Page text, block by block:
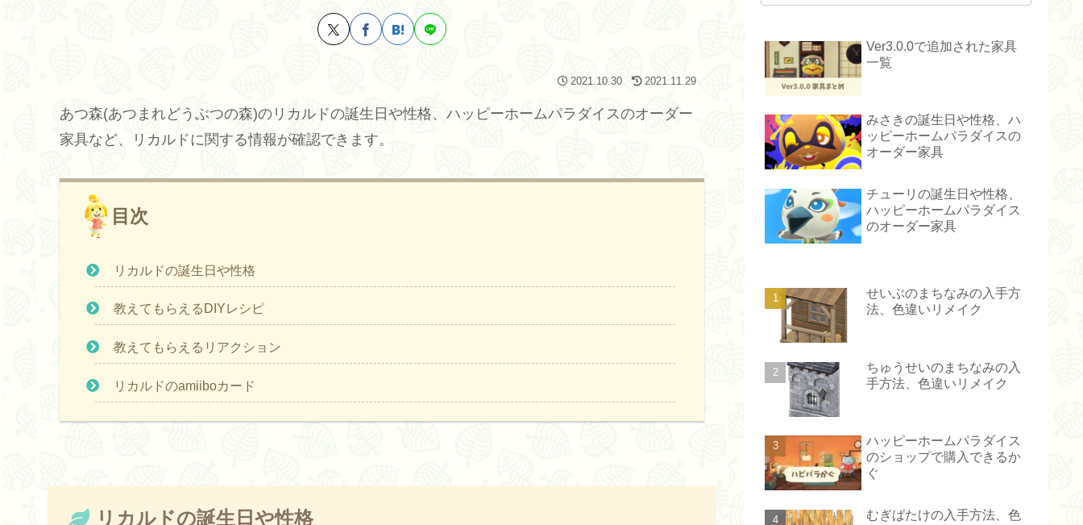
2021.10.30 2021.11.29
あつ森(あつまれどうぶつの森)のリカルドの誕生日や性格、ハッピーホームパラダイスのオーダー
家具など、リカルドに関する情報が確認できます。
目次
リカルドの誕生日や性格
教えてもらえるDIYレシピ
教えてもらえるリアクション
リカルドのamiiboカード
リカルドの誕生日や性格
Ver3.0.0で追加された家具
一覧
みさきの誕生日や性格、ハ
ッピーホームパラダイスの
オーダー家具
チューリの誕生日や性格、
ハッピーホームパラダイス
のオーダー家具
せいぶのまちなみの入手方
法、色違いリメイク
ちゅうせいのまちなみの入
手方法、色違いリメイク
ハッピーホームパラダイス
のショップで購入できるか
ぐ
むぎばたけの入手方法、色